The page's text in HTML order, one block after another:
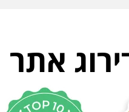
אתר